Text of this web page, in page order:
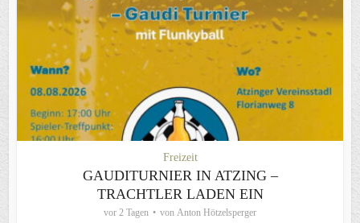
Freizeit
GAUDITURNIER IN ATZING –
TRACHTLER LADEN EIN
vor 2 Tagen von Anton Hötzelsperger